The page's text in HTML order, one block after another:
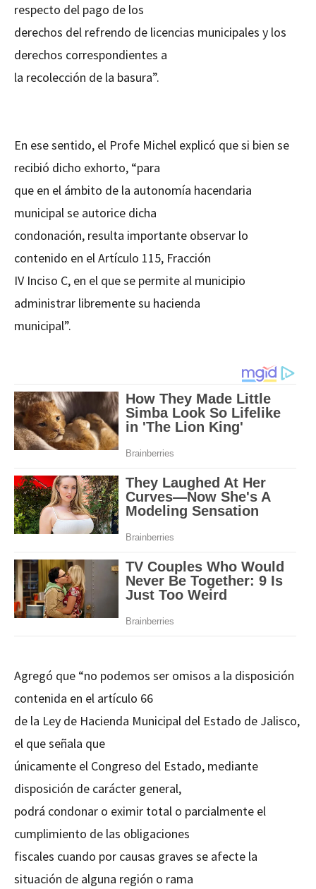
respecto del pago de los
derechos del refrendo de licencias municipales y los
derechos correspondientes a
la recolección de la basura”.
En ese sentido, el Profe Michel explicó que si bien se
recibió dicho exhorto, “para
que en el ámbito de la autonomía hacendaria
municipal se autorice dicha
condonación, resulta importante observar lo
contenido en el Artículo 115, Fracción
IV Inciso C, en el que se permite al municipio
administrar libremente su hacienda
municipal”.
Agregó que “no podemos ser omisos a la disposición
contenida en el artículo 66
de la Ley de Hacienda Municipal del Estado de Jalisco,
el que señala que
únicamente el Congreso del Estado, mediante
disposición de carácter general,
podrá condonar o eximir total o parcialmente el
cumplimiento de las obligaciones
fiscales cuando por causas graves se afecte la
situación de alguna región o rama